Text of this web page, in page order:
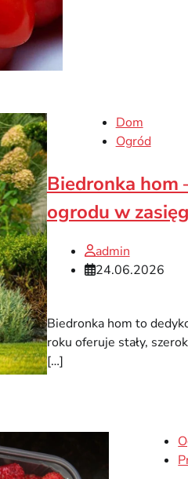
Dom
Ogród
Biedronka hom
ogrodu w
admin
24.06.2026
Biedronka hom to
roku oferuje stały,
[…]